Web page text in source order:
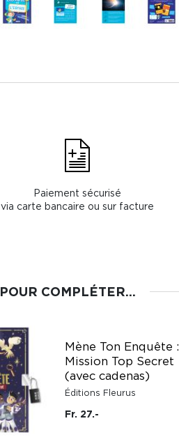
Paiement sécurisé
via carte bancaire ou sur facture
POUR COMPLÉTER...
Mène Ton Enquête :
Mission Top Secret
(avec cadenas)
Éditions Fleurus
Fr. 27.-